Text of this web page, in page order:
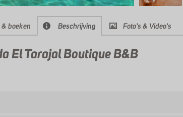
boeken Beschrijving Foto's & Video's
El Tarajal Boutique B&B